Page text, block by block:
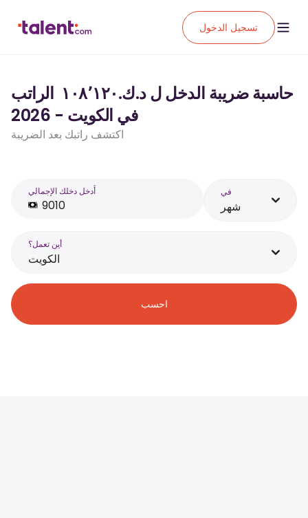
تسجيل الدخول
حاسبة ضريبة الدخل ل د.ك.‏١٠٨٬١٢٠ ‏ الراتب
في الكويت - 2026
اكتشف راتبك بعد الضريبة
أَدخل دخلك الإجمالي في
شهر
أين تعمل؟
الكويت
احسب